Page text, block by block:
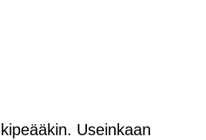
Useinkaan